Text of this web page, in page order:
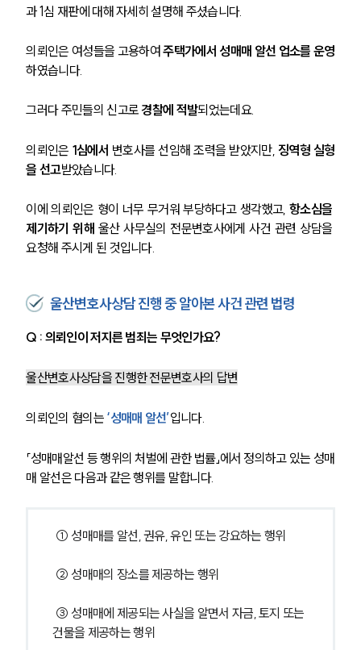
과 1심 재판에 대해 자세히 설명해 주셨습니다.
의뢰인은 여성들을 고용하여 주택가에서 성매매 알선 업소를 운영
하였습니다.
그러다 주민들의 신고로 경찰에 적발되었는데요.
의뢰인은 1심에서 변호사를 선임해 조력을 받았지만, 징역형 실형
을 선고받았습니다.
이에 의뢰인은 형이 너무 무거워 부당하다고 생각했고, 항소심을
제기하기 위해 울산 사무실의 전문변호사에게 사건 관련 상담을
요청해 주시게 된 것입니다.
울산변호사상담 진행 중 알아본 사건 관련 법령
Q : 의뢰인이 저지른 범죄는 무엇인가요?
울산변호사상담을 진행한 전문변호사의 답변
의뢰인의 혐의는 ‘성매매 알선’입니다.
「성매매알선 등 행위의 처벌에 관한 법률」에서 정의하고 있는 성매
매 알선은 다음과 같은 행위를 말합니다.
① 성매매를 알선, 권유, 유인 또는 강요하는 행위
② 성매매의 장소를 제공하는 행위
건물을 제공하는 행위